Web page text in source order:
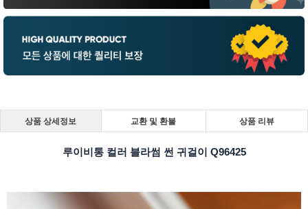
상품 상세정보 교환 및 환불 상품 리뷰
루이비통 컬러 블라썸 썬 귀걸이 Q96425